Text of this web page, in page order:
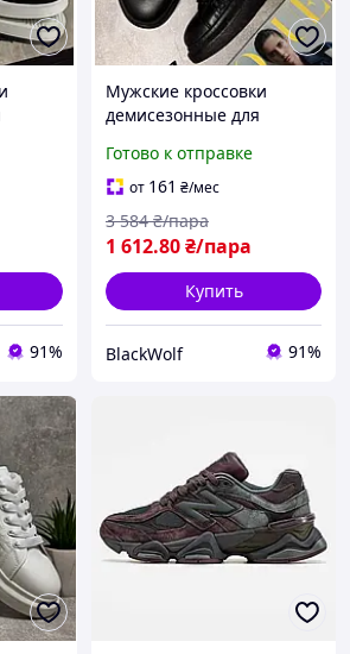
91%
Мужские кроссовки
демисезонные для
черные BLK-103
Готово к отправке
от 161 ₴/мес
1 612.80₴/пара
3 584 ₴/пара
Купить
BlackWolf 91%